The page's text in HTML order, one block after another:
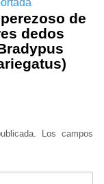
de
dedos
Los campos